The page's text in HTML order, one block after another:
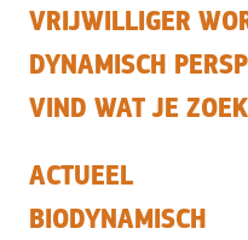
VRIJWILLIGER
DYNAMISCH
VIND WAT JE
ACTUEEL
BIODYNAMISCH